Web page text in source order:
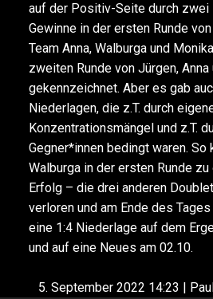
auf der Positiv-Seite durch zwei
Gewinne in der ersten Runde
Team Anna, Walburga und
zweiten Runde von Jürgen, Anna
gekennzeichnet. Aber es gab
Niederlagen, die z.T. durch
Konzentrationsmängel und z.T.
Gegner*innen bedingt waren. So
Walburga in der ersten Runde
Erfolg – die drei anderen
verloren und am Ende des
eine 1:4 Niederlage auf dem
und auf eine Neues am 02.10.
5. September 2022 14:23 |